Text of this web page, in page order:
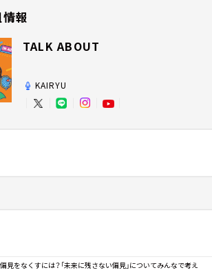
報
TALK ABOUT
KAIRYU
見をなくすには？「未来に残さない偏見」についてみんなで考え